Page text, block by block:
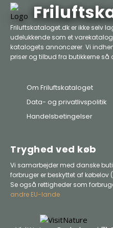
Friluftskataloget.dk er ikke selv
udelukkende som et
katalogets annoncører. Vi
priser og tilbud fra butikkerne så
Om Friluftskataloget
Data- og privatlivspolitik
Handelsbetingelser
Tryghed ved køb
Vi samarbejder med danske
forbruger er beskyttet af
Se også rettigheder som
andre EU-lande